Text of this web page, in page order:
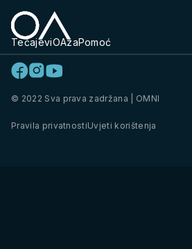
TečajeviOAzaPomoć
© 2022 Sva prava zadržana | OMNI
Pravila privatnostiUvjeti korištenja